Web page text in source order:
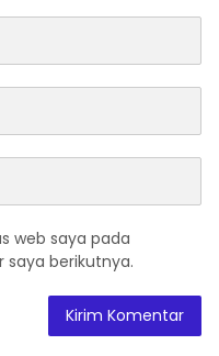
web saya pada
berikutnya.